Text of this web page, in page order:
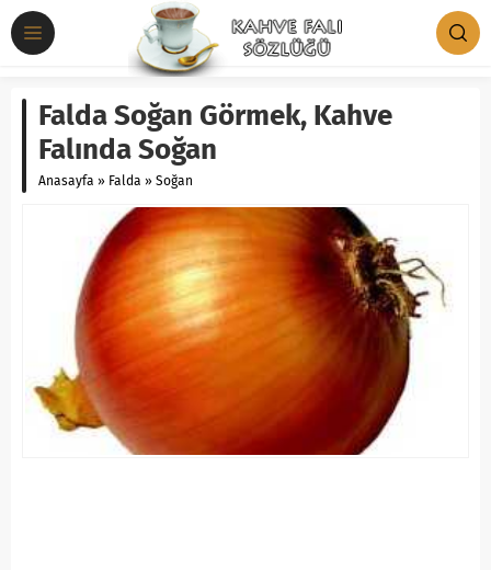
Falda Soğan Görmek, Kahve
Falında Soğan
Anasayfa » Falda » Soğan